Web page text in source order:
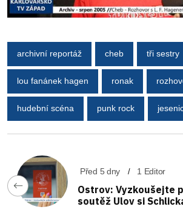
archivní reportáž cheb tři sestry
lou fanánek hagen ronak
hudební scéna punk rock
Před 5 dny 1 Editor
Ostrov: Vyzkoušejte
soutěž Ulov si